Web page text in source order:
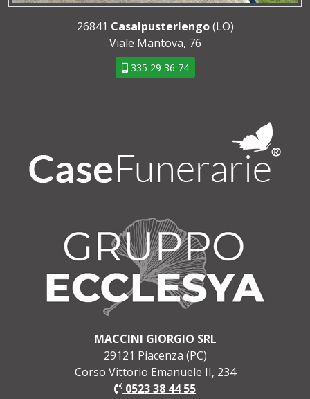
26841 Casalpusterlengo(LO)
Viale Mantova, 76
335 29 36 74
MACCINI GIORGIO SRL
29121 Piacenza (PC)
Corso Vittorio Emanuele II, 234
0523 38 44 55